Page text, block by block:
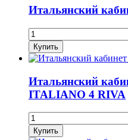
Итальянский
Итальянский
ITALIANO 4 RIVA